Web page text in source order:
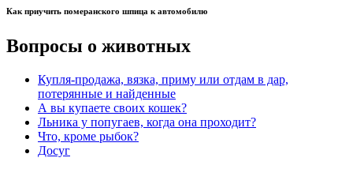
Как приучить померанского шпица к автомобилю
Вопросы о животных
Купля-продажа, вязка, приму или отдам в дар,
потерянные и найденные
А вы купаете своих кошек?
Льника у попугаев, когда она проходит?
Что, кроме рыбок?
Досуг